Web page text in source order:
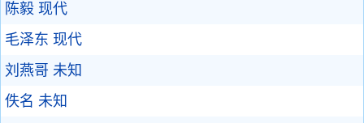
陈毅 现代
毛泽东 现代
刘燕哥 未知
佚名 未知